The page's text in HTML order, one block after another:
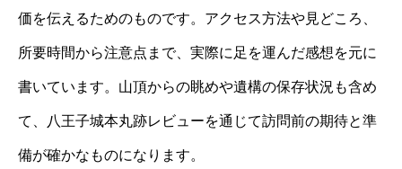
価を伝えるためのものです。アクセス方法や見どころ、
所要時間から注意点まで、実際に足を運んだ感想を元に
書いています。山頂からの眺めや遺構の保存状況も含め
て、八王子城本丸跡レビューを通じて訪問前の期待と準
備が確かなものになります。